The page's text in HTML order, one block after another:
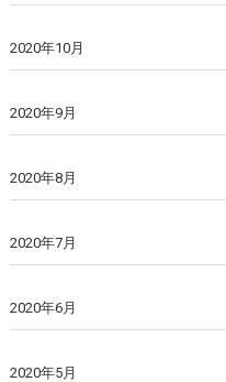
2020年10月
2020年9月
2020年8月
2020年7月
2020年6月
2020年5月